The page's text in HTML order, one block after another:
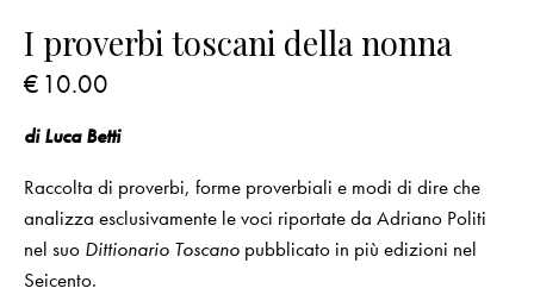
I proverbi toscani della nonna
€ 10.00
di Luca Betti
Raccolta di proverbi, forme proverbiali e modi di dire che
analizza esclusivamente le voci riportate da Adriano Politi
nel suo Dittionario Toscano pubblicato in più edizioni nel
Seicento.